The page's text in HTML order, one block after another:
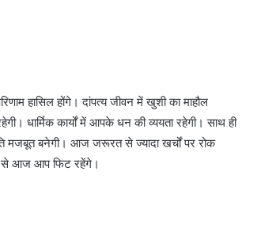
हासिल होंगे। दांपत्य जीवन में खुशी का माहौल
धार्मिक कार्यों में आपके धन की व्ययता रहेगी। साथ ही
मजबूत बनेगी। आज जरूरत से ज्यादा खर्चों पर रोक
से आज आप फिट रहेंगे।